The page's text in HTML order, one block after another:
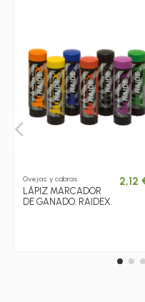
Ovejas y cabras
LÁPIZ MARCADOR
DE GANADO. RAIDEX.
2,12